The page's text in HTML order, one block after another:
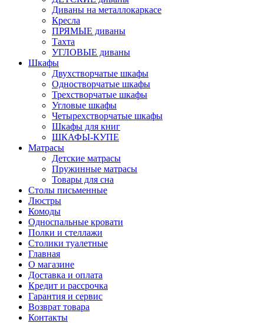
Диваны на металлокаркасе
Кресла
ПРЯМЫЕ диваны
Тахта
УГЛОВЫЕ диваны
Шкафы
Двухстворчатые шкафы
Одностворчатые шкафы
Трехстворчатые шкафы
Угловые шкафы
Четырехстворчатые шкафы
Шкафы для книг
ШКАФЫ-КУПЕ
Матрасы
Детские матрасы
Пружинные матрасы
Товары для сна
Столы письменные
Люстры
Комоды
Односпальные кровати
Полки и стеллажи
Столики туалетные
Главная
О магазине
Доставка и оплата
Кредит и рассрочка
Гарантия и сервис
Возврат товара
Контакты